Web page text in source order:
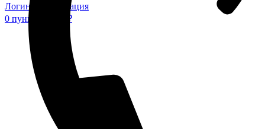
Логин / Регистрация
0 пунктов ₽